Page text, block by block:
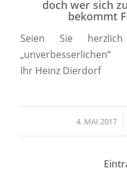
doch wer sich
bekommt
Seien Sie
„unverbesserlichen“
Ihr Heinz Dierdorf
4. MAI 2017
/